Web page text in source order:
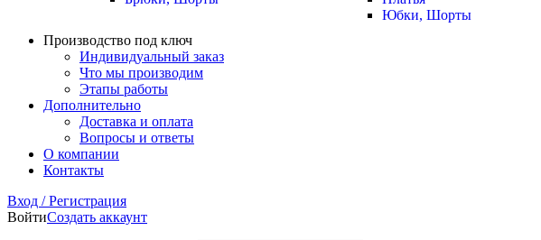
Юбки, Шорты
Производство под ключ
Индивидуальный заказ
Что мы производим
Этапы работы
Дополнительно
Доставка и оплата
Вопросы и ответы
О компании
Контакты
Вход / Регистрация
ВойтиСоздать аккаунт